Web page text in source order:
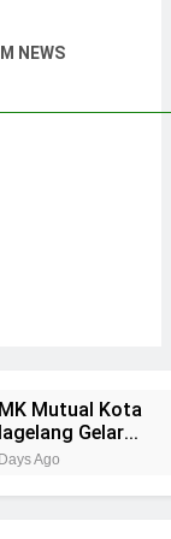
Ibnu Solihin
NEWS
Mutual Kota
Gelar
“Creative
AB Ibnu
Ago